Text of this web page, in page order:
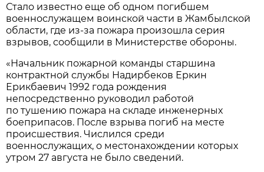
Стало известно еще об одном погибшем
военнослужащем воинской части в Жамбылской
области, где из-за пожара произошла серия
взрывов, сообщили в Министерстве обороны.
«Начальник пожарной команды старшина
контрактной службы Надирбеков Еркин
Ерикбаевич 1992 года рождения
непосредственно руководил работой
по тушению пожара на складе инженерных
боеприпасов. После взрыва погиб на месте
происшествия. Числился среди
военнослужащих, о местонахождении которых
утром 27 августа не было сведений.